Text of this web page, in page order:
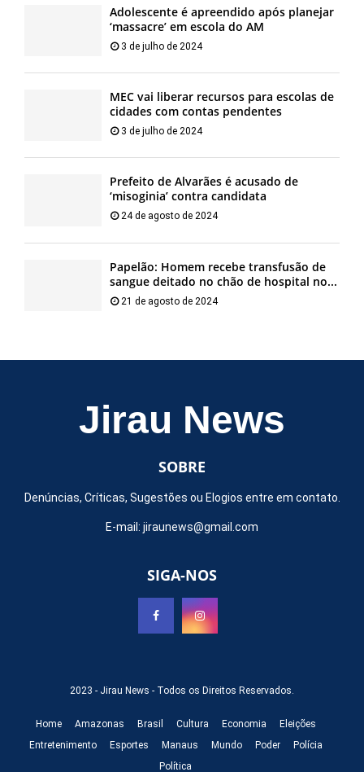
Adolescente é apreendido após planejar
‘massacre’ em escola do AM
3 de julho de 2024
MEC vai liberar recursos para escolas de
cidades com contas pendentes
3 de julho de 2024
Prefeito de Alvarães é acusado de
‘misoginia’ contra candidata
24 de agosto de 2024
Papelão: Homem recebe transfusão de
sangue deitado no chão de hospital no...
21 de agosto de 2024
Jirau News
SOBRE
Denúncias, Críticas, Sugestões ou Elogios entre em contato.
E-mail: jiraunews@gmail.com
SIGA-NOS
2023 - Jirau News - Todos os Direitos Reservados.
Home Amazonas Brasil Cultura Economia
Eleições
Entretenimento
Esportes Manaus Mundo Poder
Polícia
Política